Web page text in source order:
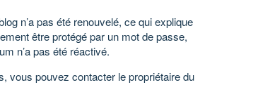
n’a pas été renouvelé, ce qui explique
être protégé par un mot de passe,
n’a pas été réactivé.
vous pouvez contacter le propriétaire du